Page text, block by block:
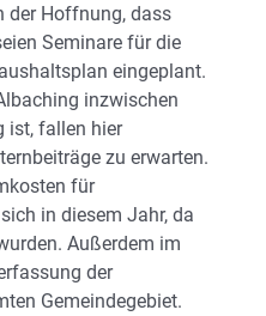
der Hoffnung, dass
Seminare für die
eingeplant.
inzwischen
ist, fallen hier
zu erwarten.
für
in diesem Jahr, da
Außerdem im
der
Gemeindegebiet.